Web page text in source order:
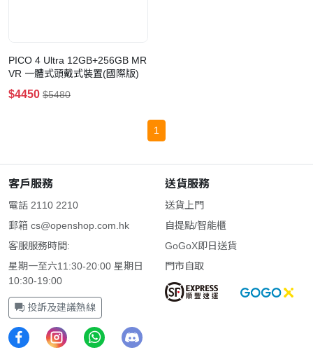
PICO 4 Ultra 12GB+256GB MR
VR 一體式頭戴式裝置(國際版)
$4450 $5480
1
客戶服務
電話 2110 2210
郵箱 cs@openshop.com.hk
客服服務時間:
星期一至六11:30-20:00 星期日
10:30-19:00
投訴及建議熱線
送貨服務
送貨上門
自提點/智能櫃
GoGoX即日送貨
門市自取